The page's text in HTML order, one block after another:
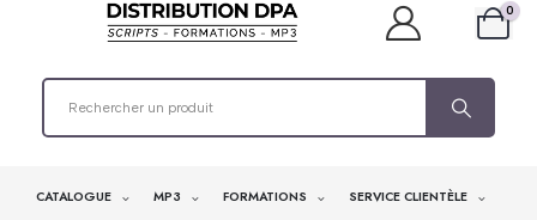
0
CATALOGUE MP3 FORMATIONS SERVICE CLIENTÈLE